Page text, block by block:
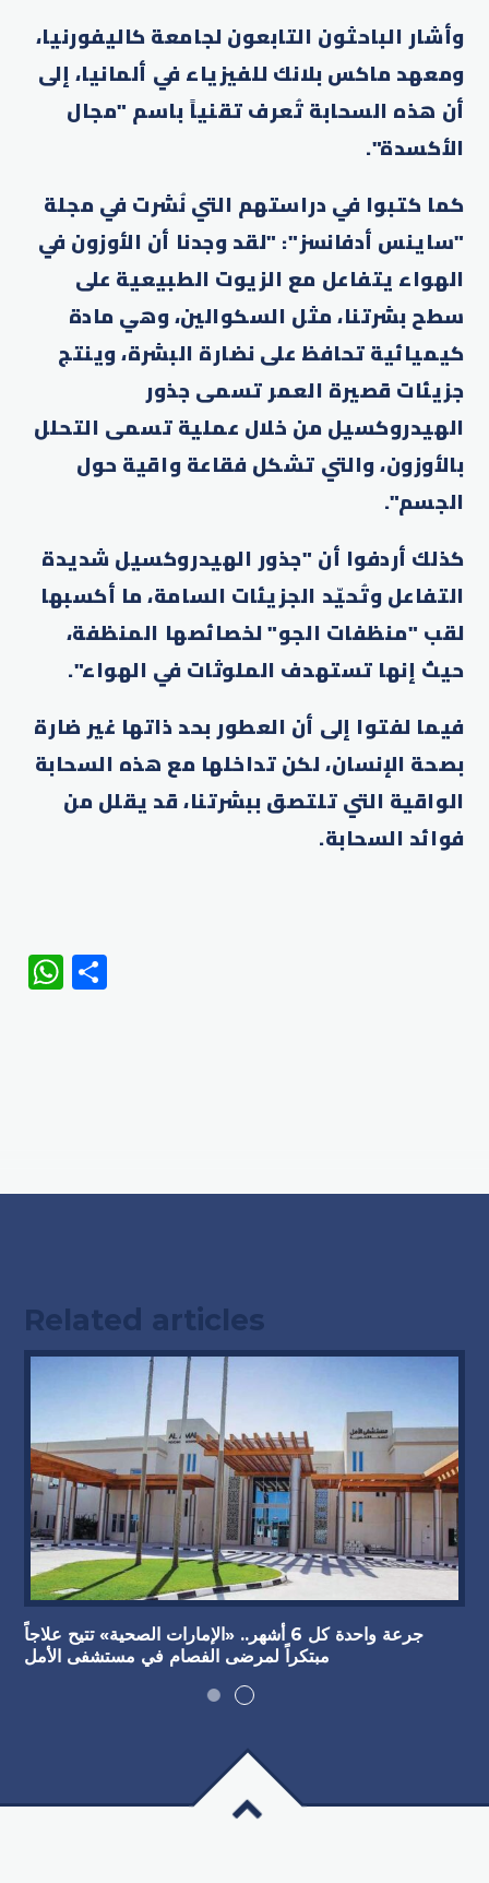
وأشار الباحثون التابعون لجامعة كاليفورنيا،
ومعهد ماكس بلانك للفيزياء في ألمانيا، إلى
أن هذه السحابة تُعرف تقنياً باسم "مجال
الأكسدة".
كما كتبوا في دراستهم التي نُشرت في مجلة
"ساينس أدفانسز": "لقد وجدنا أن الأوزون في
الهواء يتفاعل مع الزيوت الطبيعية على
سطح بشرتنا، مثل السكوالين، وهي مادة
كيميائية تحافظ على نضارة البشرة، وينتج
جزيئات قصيرة العمر تسمى جذور
الهيدروكسيل من خلال عملية تسمى التحلل
بالأوزون، والتي تشكل فقاعة واقية حول
الجسم".
كذلك أردفوا أن "جذور الهيدروكسيل شديدة
التفاعل وتُحيّد الجزيئات السامة، ما أكسبها
لقب "منظفات الجو" لخصائصها المنظفة،
حيث إنها تستهدف الملوثات في الهواء".
فيما لفتوا إلى أن العطور بحد ذاتها غير ضارة
بصحة الإنسان، لكن تداخلها مع هذه السحابة
الواقية التي تلتصق ببشرتنا، قد يقلل من
فوائد السحابة.
WhatsApp
Related articles
جرعة واحدة كل 6 أشهر.. «الإمارات الصحية» تتيح علاجاً
مبتكراً لمرضى الفصام في مستشفى الأمل